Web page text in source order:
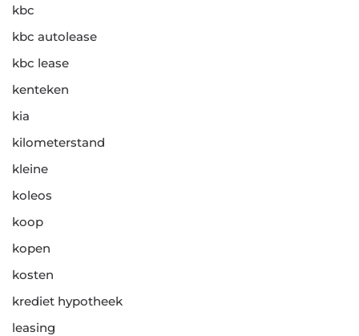
kbc
kbc autolease
kbc lease
kenteken
kia
kilometerstand
kleine
koleos
koop
kopen
kosten
krediet hypotheek
leasing